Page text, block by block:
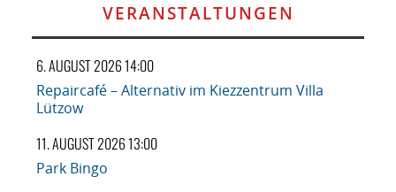
VERANSTALTUNGEN
6. AUGUST 2026 14:00
Repaircafé – Alternativ im Kiezzentrum Villa
Lützow
11. AUGUST 2026 13:00
Park Bingo